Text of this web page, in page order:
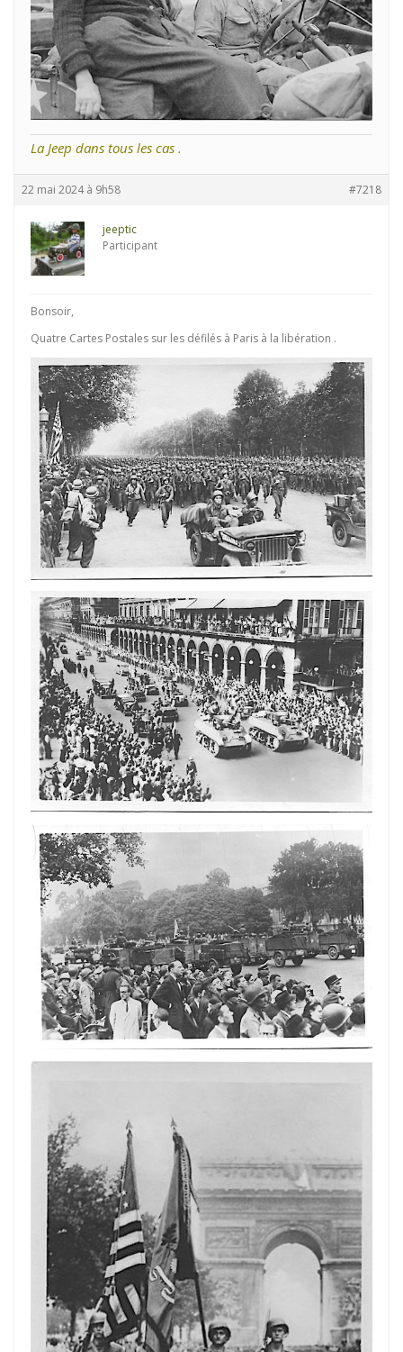
La Jeep dans tous les cas .
22 mai 2024 à 9h58 #7218
jeeptic
Participant
Bonsoir,
Quatre Cartes Postales sur les défilés à Paris à la libération .